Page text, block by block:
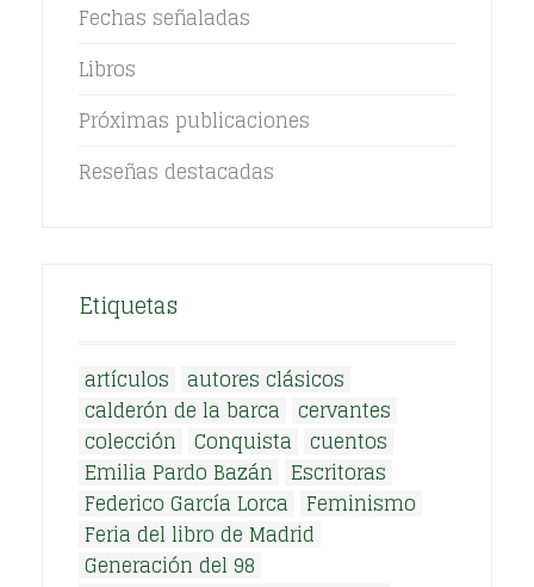
Fechas señaladas
Libros
Próximas publicaciones
Reseñas destacadas
Etiquetas
artículos
autores clásicos
calderón de la barca cervantes
colección Conquista cuentos
Emilia Pardo Bazán
Escritoras
Federico García Lorca
Feminismo
Feria del libro de Madrid
Generación del 98